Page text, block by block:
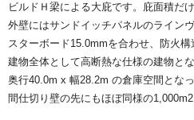
ビルドＨ梁による大庇です。庇面積だ
外壁にはサンドイッチパネルのライン
スターボード15.0mmを合わせ、防火構
建物全体として高断熱な仕様の建物とな
奥行40.0m x 幅28.2m の倉庫空間となっ
間仕切り壁の先にもほぼ同様の